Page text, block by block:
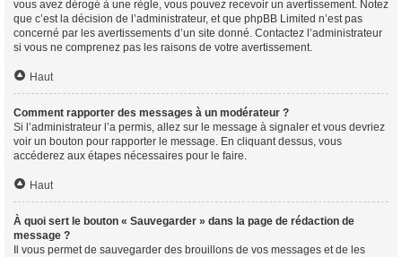
vous avez dérogé à une règle, vous pouvez recevoir un avertissement. Notez
que c’est la décision de l’administrateur, et que phpBB Limited n’est pas
concerné par les avertissements d’un site donné. Contactez l’administrateur
si vous ne comprenez pas les raisons de votre avertissement.
Haut
Comment rapporter des messages à un modérateur ?
Si l’administrateur l’a permis, allez sur le message à signaler et vous devriez
voir un bouton pour rapporter le message. En cliquant dessus, vous
accéderez aux étapes nécessaires pour le faire.
Haut
À quoi sert le bouton « Sauvegarder » dans la page de rédaction de
message ?
Il vous permet de sauvegarder des brouillons de vos messages et de les